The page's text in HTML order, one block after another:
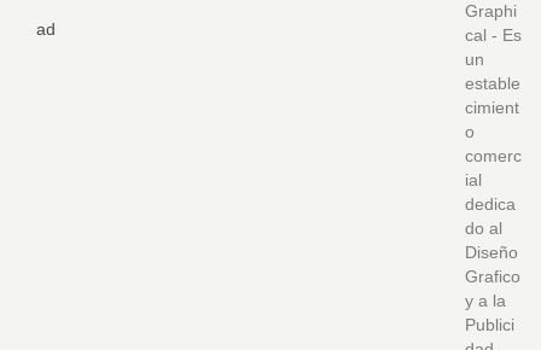
ad
Graphi
cal - Es
un
estable
cimient
o
comerc
ial
dedica
do al
Diseño
Grafico
y a la
Publici